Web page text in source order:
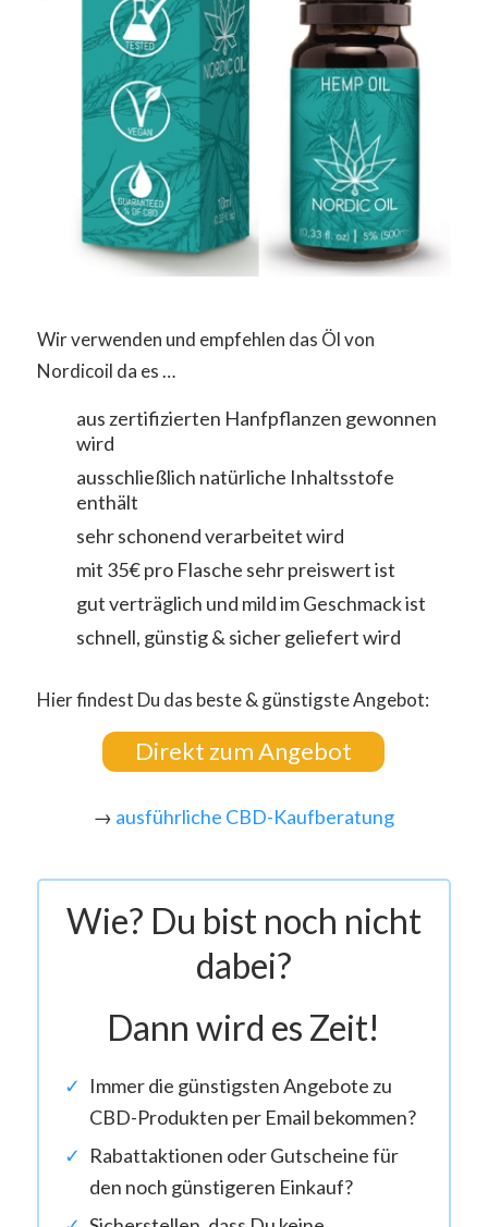
Wir verwenden und empfehlen das Öl von
Nordicoil da es …
aus zertifizierten Hanfpflanzen gewonnen
wird
ausschließlich natürliche Inhaltsstofe
enthält
sehr schonend verarbeitet wird
mit 35€ pro Flasche sehr preiswert ist
gut verträglich und mild im Geschmack ist
schnell, günstig & sicher geliefert wird
Hier findest Du das beste & günstigste Angebot:
Direkt zum Angebot
→ ausführliche CBD-Kaufberatung
Wie? Du bist noch nicht
dabei?
Dann wird es Zeit!
Immer die günstigsten Angebote zu
CBD-Produkten per Email bekommen?
Rabattaktionen oder Gutscheine für
den noch günstigeren Einkauf?